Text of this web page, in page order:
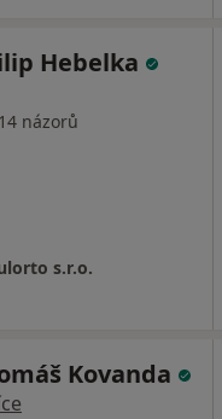
Hebelka
14 názorů
s.r.o.
Kovanda